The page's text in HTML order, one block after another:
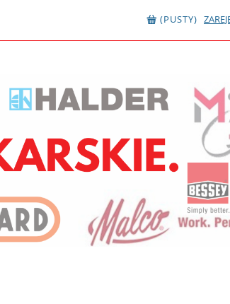
(PUSTY)